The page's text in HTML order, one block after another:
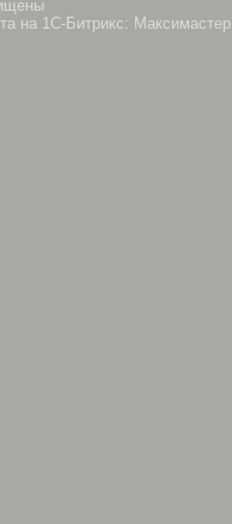
на 1С-Битрикс: Максимастер